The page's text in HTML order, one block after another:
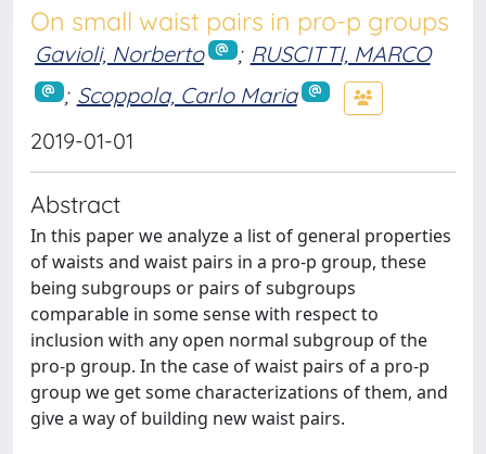
On small waist pairs in pro-p groups
Gavioli, Norberto ; RUSCITTI, MARCO
; Scoppola, Carlo Maria
2019-01-01
Abstract
In this paper we analyze a list of general properties
of waists and waist pairs in a pro-p group, these
being subgroups or pairs of subgroups
comparable in some sense with respect to
inclusion with any open normal subgroup of the
pro-p group. In the case of waist pairs of a pro-p
group we get some characterizations of them, and
give a way of building new waist pairs.